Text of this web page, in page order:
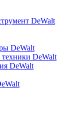
DeWalt
DeWalt
техники DeWalt
DeWalt